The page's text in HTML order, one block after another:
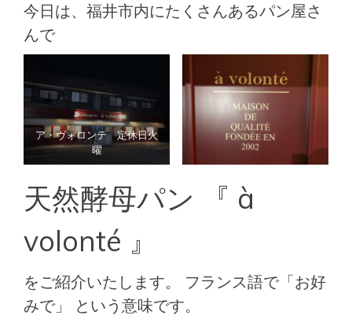
今日は、福井市内にたくさんあるパン屋さ
んで
ア・ヴォロンテ 定休日火
曜
天然酵母パン 『 à
volonté 』
をご紹介いたします。 フランス語で「お好
みで」 という意味です。